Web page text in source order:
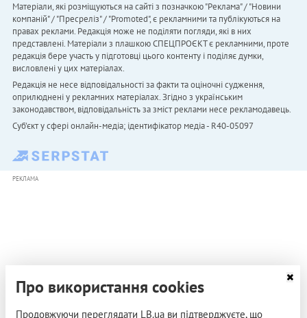
Матеріали, які розміщуються на сайті з позначкою "Реклама" / "Новини
компаній" / "Пресреліз" / "Promoted", є рекламними та публікуються на
правах реклами. Редакція може не поділяти погляди, які в них
представлені. Матеріали з плашкою СПЕЦПРОЄКТ є рекламними, проте
редакція бере участь у підготовці цього контенту і поділяє думки,
висловлені у цих матеріалах.
Редакція не несе відповідальності за факти та оціночні судження,
оприлюднені у рекламних матеріалах. Згідно з українським
законодавством, відповідальність за зміст реклами несе рекламодавець.
Cуб'єкт у сфері онлайн-медіа; ідентифікатор медіа - R40-05097
РЕКЛАМА
Про використання cookies
Продовжуючи переглядати LB.ua ви підтверджуєте, що